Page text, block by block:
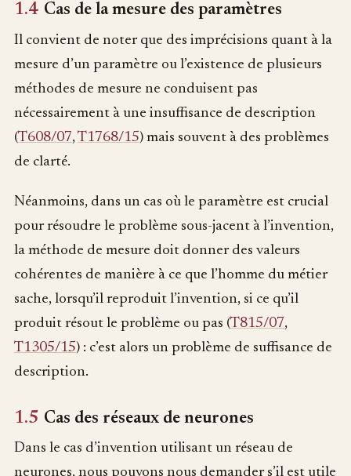
1.4 Cas de la mesure des paramètres
Il convient de noter que des imprécisions quant à la
mesure d’un paramètre ou l’existence de plusieurs
méthodes de mesure ne conduisent pas
nécessairement à une insuffisance de description
(T608/07,T1768/15) mais souvent à des problèmes
de clarté.
Néanmoins, dans un cas où le paramètre est crucial
pour résoudre le problème sous-jacent à l’invention,
la méthode de mesure doit donner des valeurs
cohérentes de manière à ce que l’homme du métier
sache, lorsqu’il reproduit l’invention, si ce qu’il
produit résout le problème ou pas (T815/07,
T1305/15) : c’est alors un problème de suffisance de
description.
1.5 Cas des réseaux de neurones
Dans le cas d’invention utilisant un réseau de
neurones, nous pouvons nous demander s’il est utile